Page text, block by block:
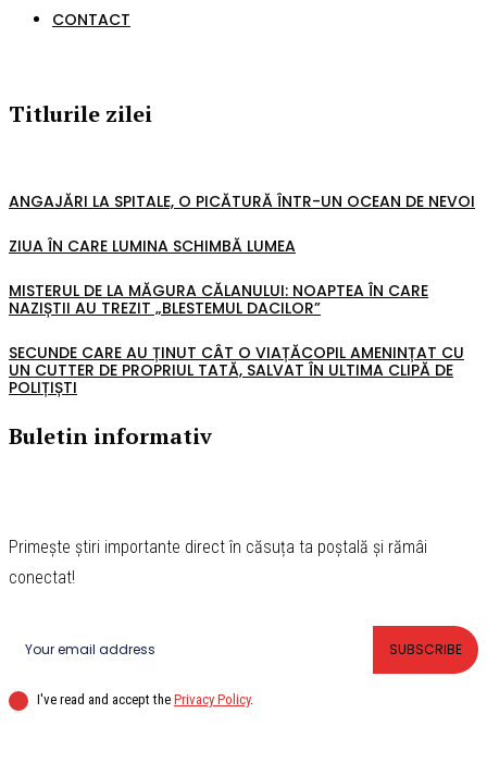
CONTACT
Titlurile zilei
ANGAJĂRI LA SPITALE, O PICĂTURĂ ÎNTR-UN OCEAN DE NEVOI
ZIUA ÎN CARE LUMINA SCHIMBĂ LUMEA
MISTERUL DE LA MĂGURA CĂLANULUI: NOAPTEA ÎN CARE
NAZIȘTII AU TREZIT „BLESTEMUL DACILOR”
SECUNDE CARE AU ȚINUT CÂT O VIAȚĂCOPIL AMENINȚAT CU
UN CUTTER DE PROPRIUL TATĂ, SALVAT ÎN ULTIMA CLIPĂ DE
POLIȚIȘTI
Buletin informativ
Primește știri importante direct în căsuța ta poștală și rămâi
conectat!
SUBSCRIBE
I've read and accept the Privacy Policy.